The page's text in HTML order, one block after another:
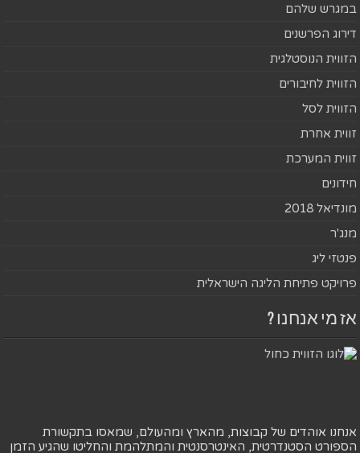
במגרש שלהם
דירוג הפרשנים
הזווית הנוסטלגית
הזווית לחיבורים
הזווית לסל
זווית אחרת
זווית המערכת
חידונים
מונדיאל 2018
מנג'ר
פנטזי ליג
פרויקט פתיחת הליגה הישראלית
אז מי אנחנו ?
אנחנו אוהדים של קבוצות, מהארץ ומהעולם, שמאסו בתקשורת
הספורט הסטנדרטית, האינטרסנטית והמתלהמת והחליטו שהגיע הזמן